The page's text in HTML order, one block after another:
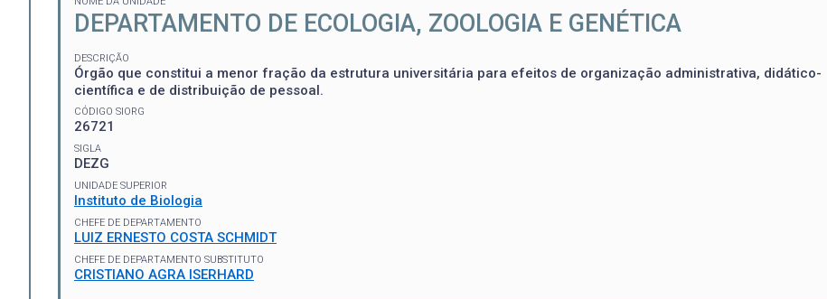
DEPARTAMENTO DE ECOLOGIA, ZOOLOGIA E GENÉTICA
DESCRIÇÃO
Órgão que constitui a menor fração da estrutura universitária para efeitos de organização administrativa, didático-
científica e de distribuição de pessoal.
CÓDIGO SIORG
26721
SIGLA
DEZG
UNIDADE SUPERIOR
Instituto de Biologia
CHEFE DE DEPARTAMENTO
LUIZ ERNESTO COSTA SCHMIDT
CHEFE DE DEPARTAMENTO SUBSTITUTO
CRISTIANO AGRA ISERHARD